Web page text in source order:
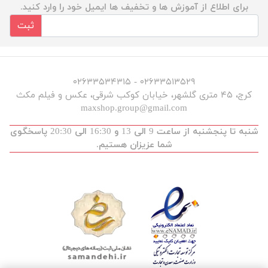
برای اطلاع از آموزش ها و تخفیف ها ایمیل خود را وارد کنید.
ثبت
۰۲۶۳۳۵۱۳۵۲۹ - ۰۲۶۳۳۵۳۴۳۱۵
کرج، ۴۵ متری گلشهر، خیابان کوکب شرقی، عکس و فیلم مکث
maxshop.group@gmail.com
شنبه تا پنجشنبه از ساعت 9 الی 13 و 16:30 الی 20:30 پاسخگوی
شما عزیزان هستیم.